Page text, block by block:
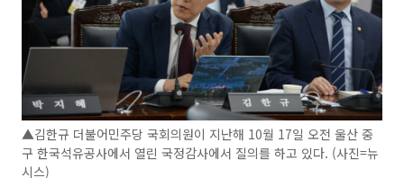
▲김한규 더불어민주당 국회의원이 지난해 10월 17일 오전 울산 중
구 한국석유공사에서 열린 국정감사에서 질의를 하고 있다. (사진=뉴
시스)